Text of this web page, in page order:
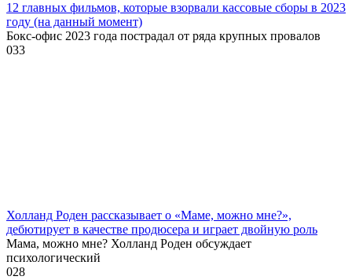
12 главных фильмов, которые взорвали кассовые сборы в 2023
году (на данный момент)
Бокс-офис 2023 года пострадал от ряда крупных провалов
033
Холланд Роден рассказывает о «Маме, можно мне?»,
дебютирует в качестве продюсера и играет двойную роль
Мама, можно мне? Холланд Роден обсуждает
психологический
028